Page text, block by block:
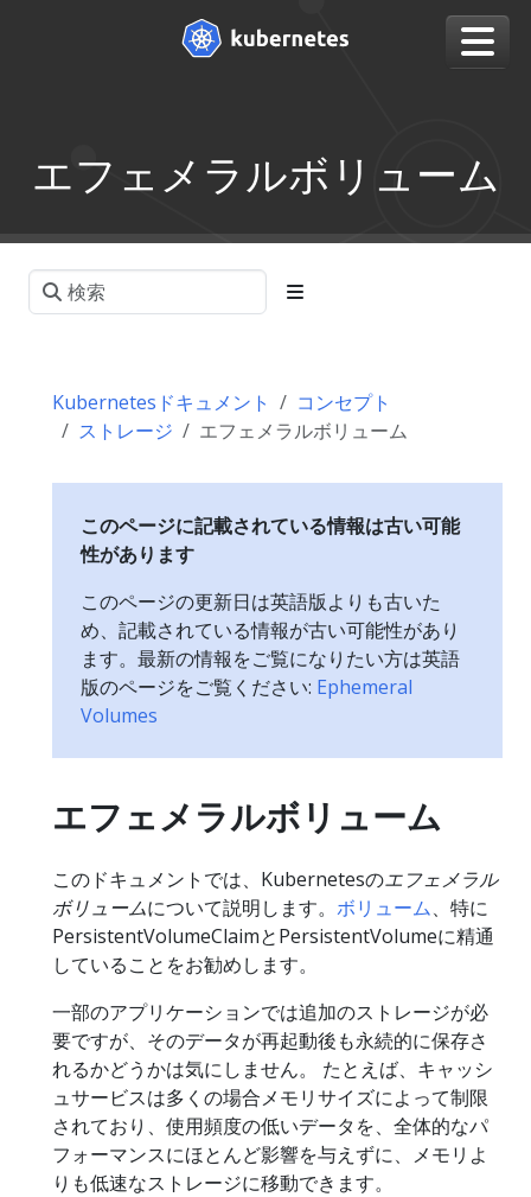
エフェメラルボリューム
Kubernetesドキュメント
コンセプト
ストレージ
エフェメラルボリューム
このページに記載されている情報は古い可能
性があります
このページの更新日は英語版よりも古いた
め、記載されている情報が古い可能性があり
ます。最新の情報をご覧になりたい方は英語
版のページをご覧ください: Ephemeral
Volumes
エフェメラルボリューム
このドキュメントでは、Kubernetesのエフェメラル
ボリュームについて説明します。 ボリューム、特に
PersistentVolumeClaimとPersistentVolumeに精通
していることをお勧めします。
一部のアプリケーションでは追加のストレージが必
要ですが、そのデータが再起動後も永続的に保存さ
れるかどうかは気にしません。 たとえば、キャッシ
ュサービスは多くの場合メモリサイズによって制限
されており、使用頻度の低いデータを、全体的なパ
フォーマンスにほとんど影響を与えずに、メモリよ
りも低速なストレージに移動できます。